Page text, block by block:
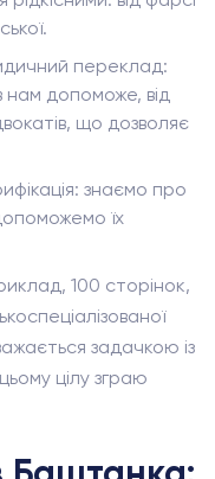
переклад:
нам допоможе, від
що дозволяє
знаємо про
їх
100 сторінок,
задачкою із
цілу зграю